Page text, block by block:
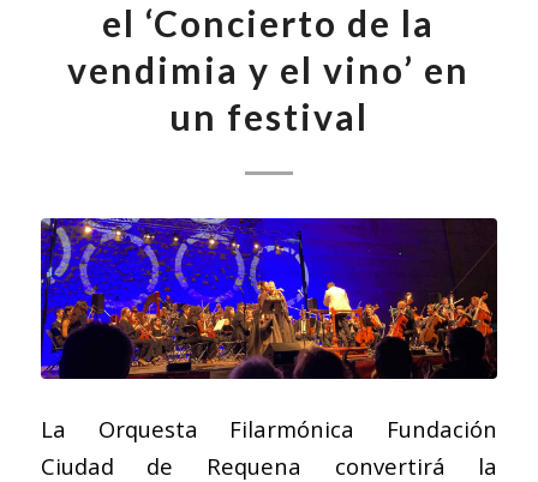
el ‘Concierto de la
vendimia y el vino’ en
un festival
La Orquesta Filarmónica Fundación
Ciudad de Requena convertirá la